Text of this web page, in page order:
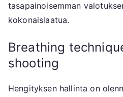
tasapainoisemman
kokonaislaatua.
Breathing
shooting
Hengityksen hallinta on